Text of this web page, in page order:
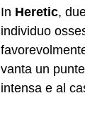
In Heretic,
individuo
vanta un
intensa e al